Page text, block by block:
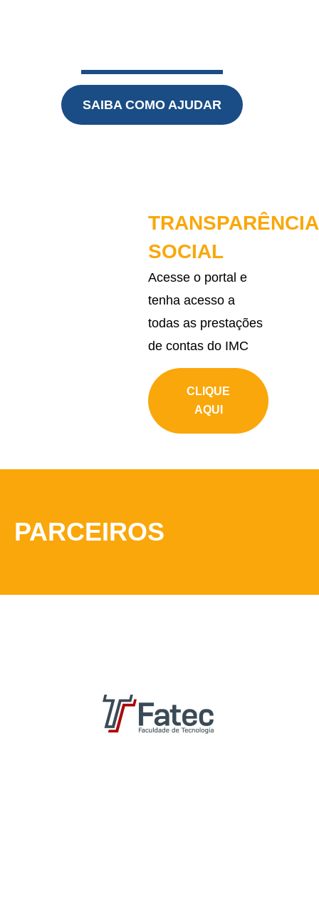
SAIBA COMO AJUDAR
TRANSPARÊNCIA
SOCIAL
Acesse o portal e
tenha acesso a
todas as prestações
de contas do IMC
CLIQUE
AQUI
PARCEIROS